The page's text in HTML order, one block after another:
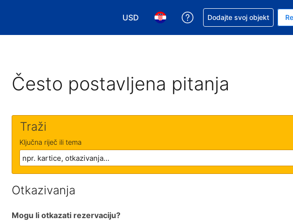
USD
Odaberite valutu. Vaša je trenutačna valuta
Odaberite svoj jezik. Vaš je
Zatražite pomoć sa
Dodajte svoj objekt
Često postavljena pitanja
Traži
Ključna riječ ili tema
Otkazivanja
Mogu li otkazati rezervaciju?